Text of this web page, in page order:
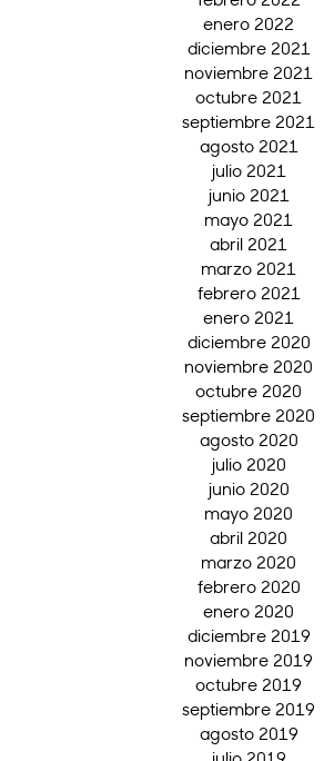
enero 2022
diciembre 2021
noviembre 2021
octubre 2021
septiembre 2021
agosto 2021
julio 2021
junio 2021
mayo 2021
abril 2021
marzo 2021
febrero 2021
enero 2021
diciembre 2020
noviembre 2020
octubre 2020
septiembre 2020
agosto 2020
julio 2020
junio 2020
mayo 2020
abril 2020
marzo 2020
febrero 2020
enero 2020
diciembre 2019
noviembre 2019
octubre 2019
septiembre 2019
agosto 2019